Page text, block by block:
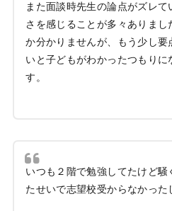
また面談時先生の論点がズレ
さを感じることが多々ありまし
か分かりませんが、もう少し要
いと子どもがわかったつもり
す。
いつも２階で勉強してたけど騒
たせいで志望校受からなかった